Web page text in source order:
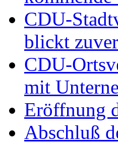
CDU-
blickt
CDU-
mit
Eröffnung
Abschluß